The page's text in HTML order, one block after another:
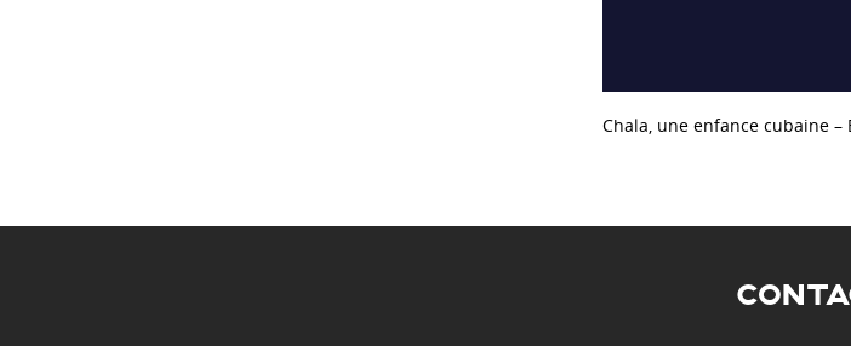
Chala, une enfance cubaine –